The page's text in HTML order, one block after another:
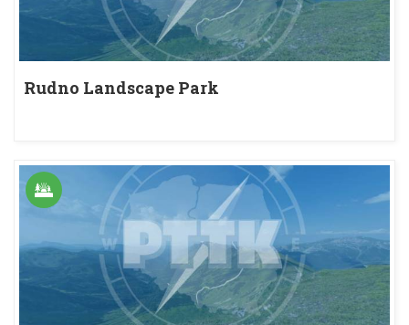
Rudno Landscape Park